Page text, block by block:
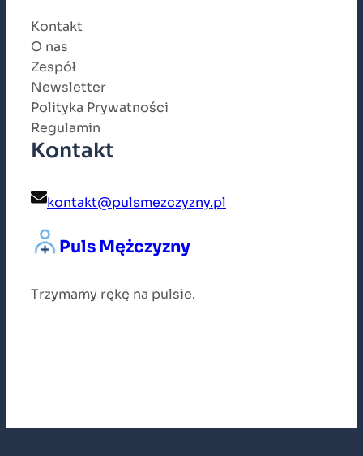
Kontakt
O nas
Zespół
Newsletter
Polityka Prywatności
Regulamin
Kontakt
kontakt@pulsmezczyzny.pl
Puls Mężczyzny
Trzymamy rękę na pulsie.